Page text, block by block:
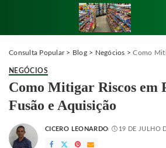
Consulta Popular> Blog> Negócios >Como Mitigar
NEGÓCIOS
Como Mitigar Riscos em
Fusão e Aquisição
BY
CICERO LEONARDO 19 DE JULHO